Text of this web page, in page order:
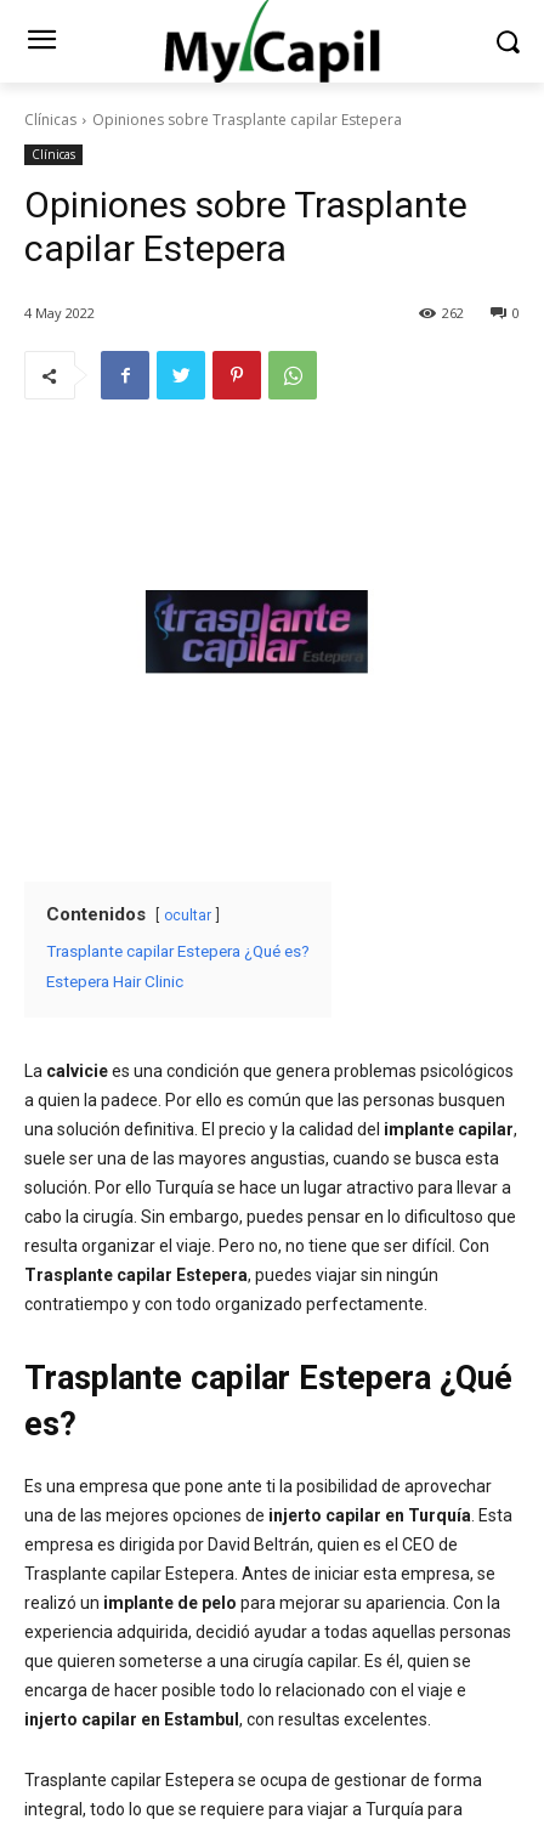
Clínicas Opiniones sobre Trasplante capilar Estepera
Clínicas
Opiniones sobre Trasplante
capilar Estepera
4 May 2022 0
262
Contenidos ocultar
Trasplante capilar Estepera ¿Qué es?
Estepera Hair Clinic
La calviciees una condición que genera problemas psicológicos
a quien la padece. Por ello es común que las personas busquen
una solución definitiva. El precio y la calidad del implante capilar,
suele ser una de las mayores angustias, cuando se busca esta
solución. Por ello Turquía se hace un lugar atractivo para llevar a
cabo la cirugía. Sin embargo, puedes pensar en lo dificultoso que
resulta organizar el viaje. Pero no, no tiene que ser difícil. Con
Trasplante capilar Estepera, puedes viajar sin ningún
contratiempo y con todo organizado perfectamente.
Trasplante capilar Estepera ¿Qué
es?
Es una empresa que pone ante ti la posibilidad de aprovechar
una de las mejores opciones de injerto capilar en Turquía . Esta
empresa es dirigida por David Beltrán, quien es el CEO de
Trasplante capilar Estepera. Antes de iniciar esta empresa, se
realizó un implante de pelo para mejorar su apariencia. Con la
experiencia adquirida, decidió ayudar a todas aquellas personas
que quieren someterse a una cirugía capilar. Es él, quien se
encarga de hacer posible todo lo relacionado con el viaje e
injerto capilar en Estambul , con resultas excelentes.
Trasplante capilar Estepera se ocupa de gestionar de forma
integral, todo lo que se requiere para viajar a Turquía para